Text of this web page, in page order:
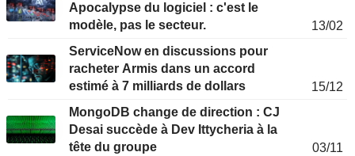
Apocalypse du logiciel : c'est le
modèle, pas le secteur.
13/02
ServiceNow en discussions pour
racheter Armis dans un accord
estimé à 7 milliards de dollars
15/12
MongoDB change de direction : CJ
Desai succède à Dev Ittycheria à la
tête du groupe
03/11